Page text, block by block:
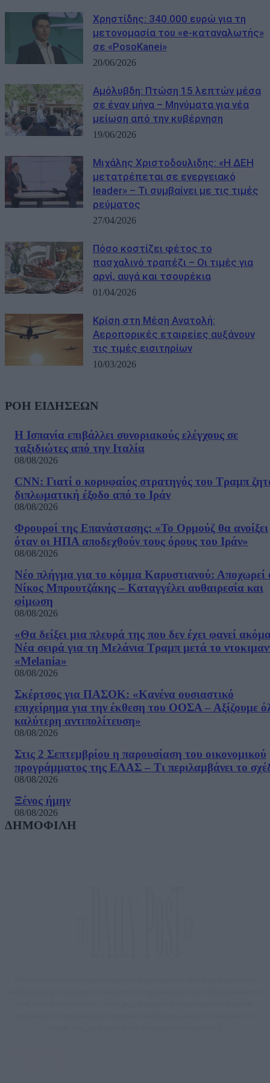
Χρηστίδης: 340.000 ευρώ για τη
μετονομασία του «e-καταναλωτής»
σε «PosoKanei»
20/06/2026
Αμόλυβδη: Πτώση 15 λεπτών μέσα
σε έναν μήνα – Μηνύματα για νέα
μείωση από την κυβέρνηση
19/06/2026
Μιχάλης Χριστοδουλιδης: «Η ΔΕΗ
μετατρέπεται σε ενεργειακό
leader» – Τι συμβαίνει με τις τιμές
ρεύματος
27/04/2026
Πόσο κοστίζει φέτος το
πασχαλινό τραπέζι – Οι τιμές για
αρνί, αυγά και τσουρέκια
01/04/2026
Κρίση στη Μέση Ανατολή:
Αεροπορικές εταιρείες αυξάνουν
τις τιμές εισιτηρίων
10/03/2026
ΡΟΗ ΕΙΔΗΣΕΩΝ
Η Ισπανία επιβάλλει συνοριακούς ελέγχους σε
ταξιδιώτες από την Ιταλία
08/08/2026
CNN: Γιατί ο κορυφαίος στρατηγός του Τραμπ
διπλωματική έξοδο από το Ιράν
08/08/2026
Φρουροί της Επανάστασης: «Το Ορμούζ θα ανοίξει
όταν οι ΗΠΑ αποδεχθούν τους όρους του Ιράν»
08/08/2026
Νέο πλήγμα για το κόμμα Καρυστιανού: Αποχωρεί
Νίκος Μπρουτζάκης – Καταγγέλει αυθαιρεσία και
φίμωση
08/08/2026
«Θα δείξει μια πλευρά της που δεν έχει φανεί
Νέα σειρά για τη Μελάνια Τραμπ μετά το
«Melania»
08/08/2026
Σκέρτσος για ΠΑΣΟΚ: «Κανένα ουσιαστικό
επιχείρημα για την έκθεση του ΟΟΣΑ – Αξίζουμε
καλύτερη αντιπολίτευση»
08/08/2026
Στις 2 Σεπτεμβρίου η παρουσίαση του οικονομικού
προγράμματος της ΕΛΑΣ – Τι περιλαμβάνει το
08/08/2026
Ξένος ήμην
08/08/2026
ΔΗΜΟΦΙΛΗ